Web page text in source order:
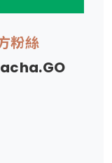
粉絲